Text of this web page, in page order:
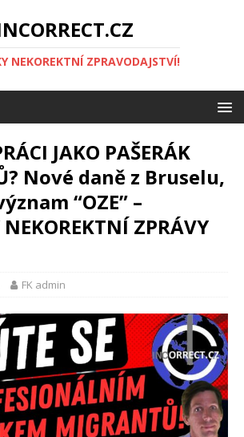
NEKOREKTNÍ ZPRAVODAJSTVÍ!
JAKO PAŠERÁK
Nové daně z Bruselu,
“OZE” –
ZPRÁVY
FK admin